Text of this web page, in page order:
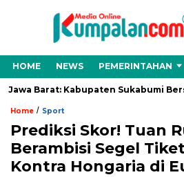
HOME NEWS PEMERINTAHAN
Barat: Kabupaten Sukabumi
Home / Sport
Prediksi Skor! Tuan
Berambisi Segel
Kontra Hongaria di